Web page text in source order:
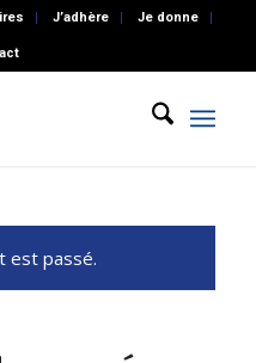
J’adhère Je donne
est passé.